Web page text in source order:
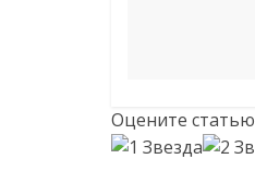
Оцените статью